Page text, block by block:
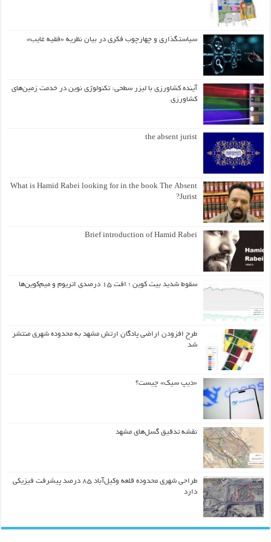
سیاستگذاری و چهارچوب فکری در بیان نظریه «فقیه غایب»
آینده کشاورزی با لیزر سطحی: تکنولوژی نوین در خدمت زمین‌های
کشاورزی
the absent jurist
What is Hamid Rabei looking for in the book The Absent
Jurist?
Brief introduction of Hamid Rabei
سقوط شدید بیت کوین ؛ افت ۱۵ درصدی اتریوم و میم‌کوین‌ها
طرح افزودن اراضی پادگان ارتش مشهد به محدوده شهری منتشر
شد
«دیپ سیک» چیست؟
نقشه تدقیق گسل‌های مشهد
طراحی شهری محدوده قلعه وکیل‌آباد ۸۵ درصد پیشرفت فیزیکی
دارد